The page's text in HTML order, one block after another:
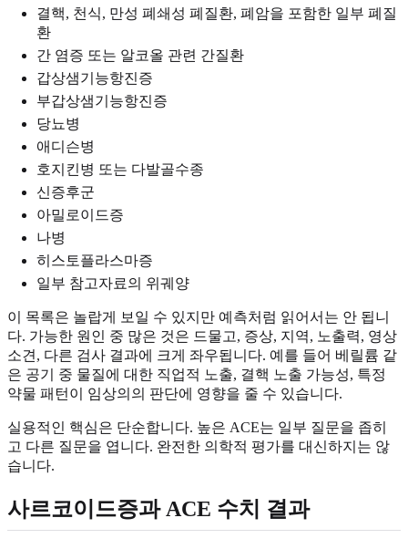
결핵, 천식, 만성 폐쇄성 폐질환, 폐암을 포함한 일부 폐질
환
간 염증 또는 알코올 관련 간질환
갑상샘기능항진증
부갑상샘기능항진증
당뇨병
애디슨병
호지킨병 또는 다발골수종
신증후군
아밀로이드증
나병
히스토플라스마증
일부 참고자료의 위궤양
이 목록은 놀랍게 보일 수 있지만 예측처럼 읽어서는 안 됩니
다. 가능한 원인 중 많은 것은 드물고, 증상, 지역, 노출력, 영상
소견, 다른 검사 결과에 크게 좌우됩니다. 예를 들어 베릴륨 같
은 공기 중 물질에 대한 직업적 노출, 결핵 노출 가능성, 특정
약물 패턴이 임상의의 판단에 영향을 줄 수 있습니다.
실용적인 핵심은 단순합니다. 높은 ACE는 일부 질문을 좁히
고 다른 질문을 엽니다. 완전한 의학적 평가를 대신하지는 않
습니다.
사르코이드증과 ACE 수치 결과